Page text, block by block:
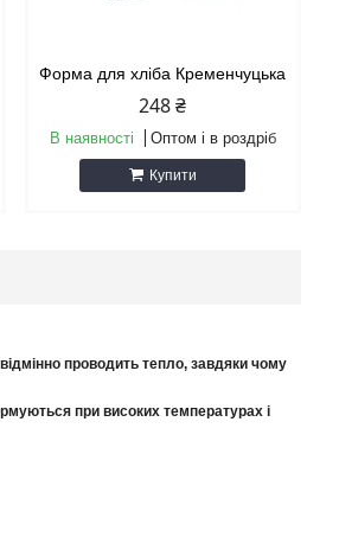
Форма для хліба Кременчуцька
248 ₴
В наявності Оптом і в роздріб
Купити
проводить тепло, завдяки чому
при високих температурах і